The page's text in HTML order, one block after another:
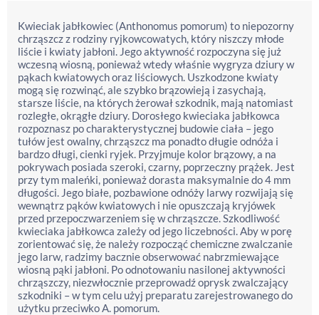
Kwieciak jabłkowiec (Anthonomus pomorum) to niepozorny
chrząszcz z rodziny ryjkowcowatych, który niszczy młode
liście i kwiaty jabłoni. Jego aktywność rozpoczyna się już
wczesną wiosną, ponieważ wtedy właśnie wygryza dziury w
pąkach kwiatowych oraz liściowych. Uszkodzone kwiaty
mogą się rozwinąć, ale szybko brązowieją i zasychają,
starsze liście, na których żerował szkodnik, mają natomiast
rozległe, okrągłe dziury. Dorosłego kwieciaka jabłkowca
rozpoznasz po charakterystycznej budowie ciała – jego
tułów jest owalny, chrząszcz ma ponadto długie odnóża i
bardzo długi, cienki ryjek. Przyjmuje kolor brązowy, a na
pokrywach posiada szeroki, czarny, poprzeczny prążek. Jest
przy tym maleńki, ponieważ dorasta maksymalnie do 4 mm
długości. Jego białe, pozbawione odnóży larwy rozwijają się
wewnątrz pąków kwiatowych i nie opuszczają kryjówek
przed przepoczwarzeniem się w chrząszcze. Szkodliwość
kwieciaka jabłkowca zależy od jego liczebności. Aby w porę
zorientować się, że należy rozpocząć chemiczne zwalczanie
jego larw, radzimy bacznie obserwować nabrzmiewające
wiosną pąki jabłoni. Po odnotowaniu nasilonej aktywności
chrząszczy, niezwłocznie przeprowadź oprysk zwalczający
szkodniki – w tym celu użyj preparatu zarejestrowanego do
użytku przeciwko A. pomorum.